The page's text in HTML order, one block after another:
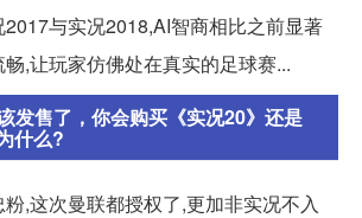
与实况2018,AI智商相比之前显著
,让玩家仿佛处在真实的足球赛...
发售了，你会购买《实况20》还是
什么?
,这次曼联都授权了,更加非实况不入